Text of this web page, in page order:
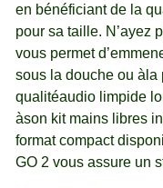
en bénéficiant de la
pour sa taille. N’ayez
vous permet
sous la douche ou àla
qualitéaudio limpide
àson kit mains libres
format compact
GO 2 vous assure un